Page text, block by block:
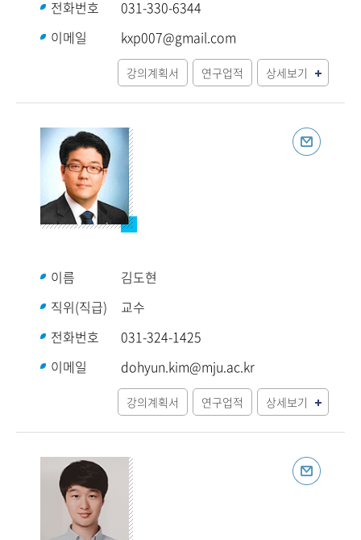
전화번호
031-330-6344
이메일
kxp007@gmail.com
강의계획서 연구업적 상세보기
이름
김도현
직위(직급)
교수
전화번호
031-324-1425
이메일
dohyun.kim@mju.ac.kr
강의계획서 연구업적 상세보기